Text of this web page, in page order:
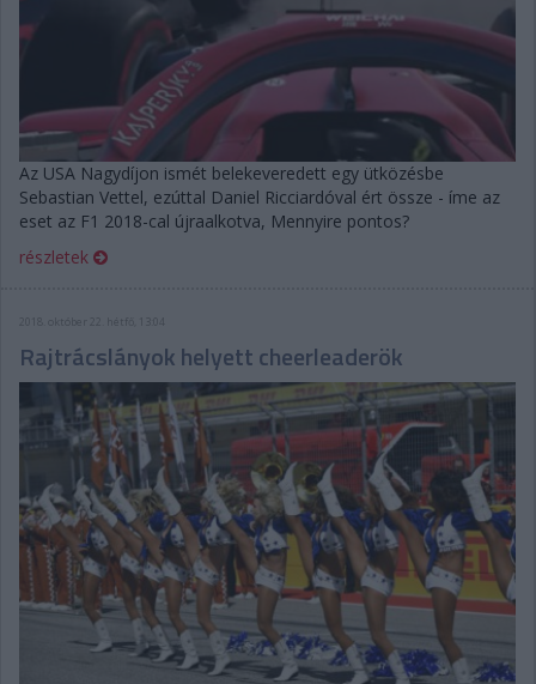
Az USA Nagydíjon ismét belekeveredett egy ütközésbe
Sebastian Vettel, ezúttal Daniel Ricciardóval ért össze - íme az
eset az F1 2018-cal újraalkotva, Mennyire pontos?
részletek
2018. október 22. hétfő, 13:04
Rajtrácslányok helyett cheerleaderök